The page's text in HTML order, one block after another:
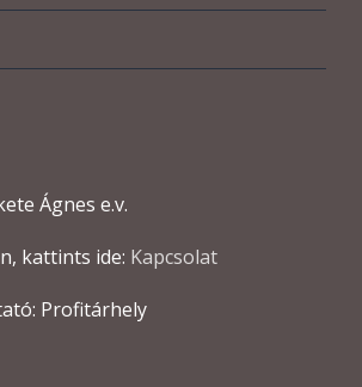
Ágnes e.v.
kattints ide: Kapcsolat
Profitárhely